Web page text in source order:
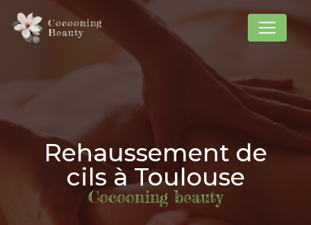
Cocooning
Beauty
Rehaussement de
cils à Toulouse
Cocooning beauty
Panneau de gestion des cookies